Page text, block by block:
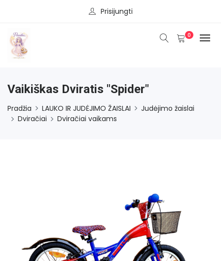
Prisijungti
0
Vaikiškas Dviratis "Spider"
Pradžia LAUKO IR JUDĖJIMO ŽAISLAI
Judėjimo žaislai
Dviračiai
Dviračiai vaikams